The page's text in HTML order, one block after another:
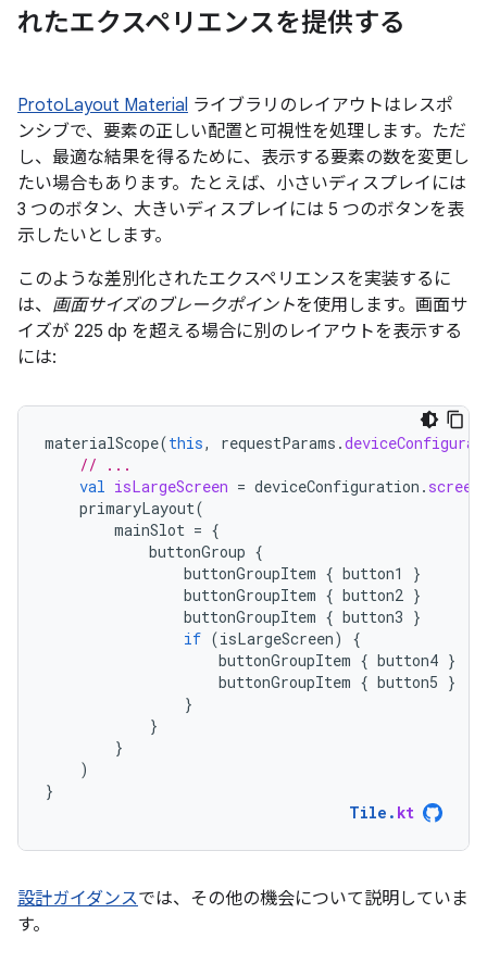
れたエクスペリエンスを提供する
ProtoLayout Material ライブラリのレイアウトはレスポ
ンシブで、要素の正しい配置と可視性を処理します。ただ
し、最適な結果を得るために、表示する要素の数を変更し
たい場合もあります。たとえば、小さいディスプレイには
3 つのボタン、大きいディスプレイには 5 つのボタンを表
示したいとします。
このような差別化されたエクスペリエンスを実装するに
は、 画面サイズのブレークポイントを使用します。画面サ
イズが 225 dp を超える場合に別のレイアウトを表示する
には:
materialScope(this, requestParams .
// ...
val isLargeScreen = deviceConfiguration .
primaryLayout(
mainSlot = {
buttonGroup {
buttonGroupItem { button1
}
buttonGroupItem { button2 }
buttonGroupItem { button3 }
if (isLargeScreen)
{
buttonGroupItem { button4 }
buttonGroupItem { button5 }
}
}
}
)
}
Tile . kt
設計ガイダンスでは、その他の機会について説明していま
す。